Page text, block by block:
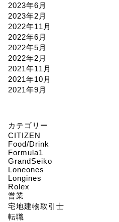
2023年6月
2023年2月
2022年11月
2022年6月
2022年5月
2022年2月
2021年11月
2021年10月
2021年9月
カテゴリー
CITIZEN
Food/Drink
Formula1
GrandSeiko
Loneones
Longines
Rolex
営業
宅地建物取引士
転職